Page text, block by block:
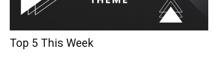
Top 5 This Week